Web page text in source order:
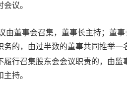
议。
由董事会召集，董事长主持；董
务的，由过半数的董事共同推举一
履行召集股东会会议职责的，由
持。